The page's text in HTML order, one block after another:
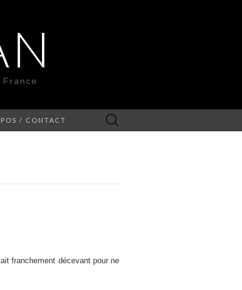
/ CONTACT Rechercher :
franchement décevant pour ne